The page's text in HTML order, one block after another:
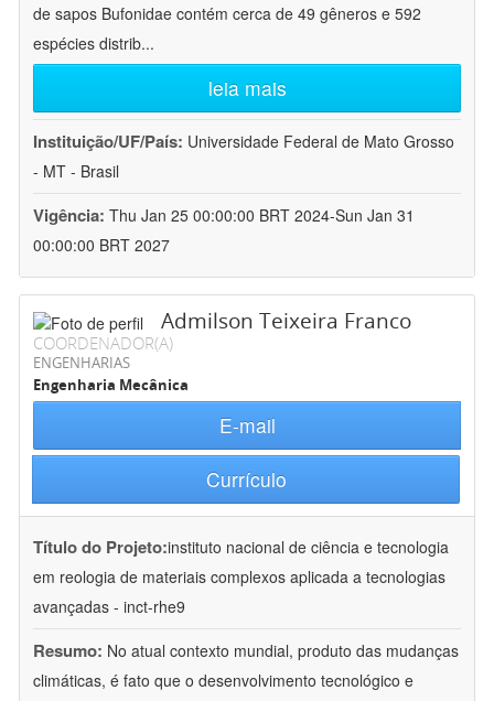
de sapos Bufonidae contém cerca de 49 gêneros e 592
espécies distrib...
leia mais
Instituição/UF/País: Universidade Federal de Mato Grosso
- MT - Brasil
Vigência: Thu Jan 25 00:00:00 BRT 2024-Sun Jan 31
00:00:00 BRT 2027
Admilson Teixeira Franco
COORDENADOR(A)
ENGENHARIAS
Engenharia Mecânica
E-mail
Currículo
Título do Projeto:instituto nacional de ciência e tecnologia
em reologia de materiais complexos aplicada a tecnologias
avançadas - inct-rhe9
Resumo: No atual contexto mundial, produto das mudanças
climáticas, é fato que o desenvolvimento tecnológico e